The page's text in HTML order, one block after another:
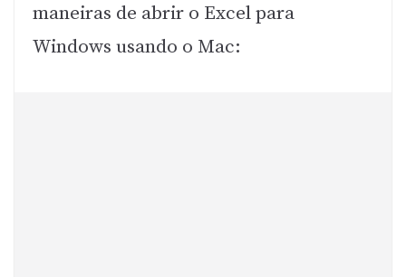
maneiras de abrir o Excel para
Windows usando o Mac: